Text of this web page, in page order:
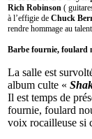
Rich Robinson (
à l’effigie de Chuck
rendre hommage au
Barbe fournie, foulard
La salle est
album culte «
Il est temps de
fournie, foulard
voix rocailleuse si